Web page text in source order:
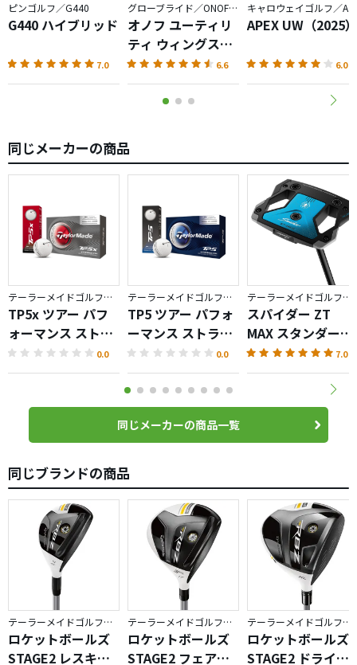
ピンゴルフ／G440
G440 ハイブリッド
7.0
グローブライド／ONOFF AKA
オノフ ユーティリ
ティ ウィングス
AKA（2026）
6.6
APEX UW（2025）
6.0
同じメーカーの商品
テーラーメイドゴルフ／TP5
TP5x ツアー パフ
ォーマンス ストラ
イプ ボール
0.0
テーラーメイドゴルフ／TP5
TP5 ツアー パフォ
ーマンス ストライ
プ ボール
0.0
テーラーメイドゴルフ／Spider ZT
スパイダー ZT
MAX スタンダード
パター
7.0
同じメーカーの商品一覧
同じブランドの商品
テーラーメイドゴルフ／RocketBallz
ロケットボールズ
STAGE2 レスキュ
テーラーメイドゴルフ／RocketBallz
ロケットボールズ
STAGE2 フェアウ
テーラーメイドゴルフ／RocketBallz
ロケットボールズ
STAGE2 ドライバ